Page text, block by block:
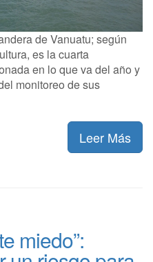
de Vanuatu; según
es la cuarta
en lo que va del año y
monitoreo de sus
Leer Más
miedo”: